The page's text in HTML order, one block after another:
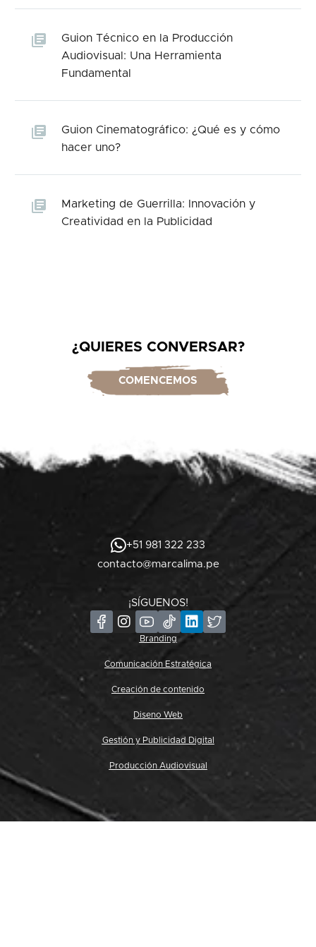
Guion Técnico en la Producción
Audiovisual: Una Herramienta
Fundamental
Guion Cinematográfico: ¿Qué es y cómo
hacer uno?
Marketing de Guerrilla: Innovación y
Creatividad en la Publicidad
¿QUIERES CONVERSAR?
COMENCEMOS
+51 981 322 233
contacto@marcalima.pe
¡SÍGUENOS!
Branding
Comunicación Estratégica
Creación de contenido
Diseno Web
Gestión y Publicidad Digital
Producción Audiovisual